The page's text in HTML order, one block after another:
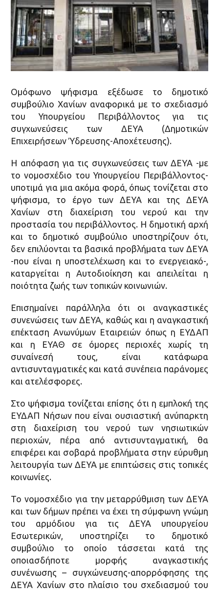
Ομόφωνο ψήφισμα εξέδωσε το δημοτικό
συμβούλιο Χανίων αναφορικά με το σχεδιασμό
του Υπουργείου Περιβάλλοντος για τις
συγχωνεύσεις των ΔΕΥΑ (Δημοτικών
Επιχειρήσεων Ύδρευσης-Αποχέτευσης).
Η απόφαση για τις συγχωνεύσεις των ΔΕΥΑ -με
το νομοσχέδιο του Υπουργείου Περιβάλλοντος-
υποτιμά για μια ακόμα φορά, όπως τονίζεται στο
ψήφισμα, το έργο των ΔΕΥΑ και της ΔΕΥΑ
Χανίων στη διαχείριση του νερού και την
προστασία του περιβάλλοντος. Η δημοτική αρχή
και το δημοτικό συμβούλιο υποστηρίζουν ότι,
δεν επιλύονται τα βασικά προβλήματα των ΔΕΥΑ
-που είναι η υποστελέχωση και το ενεργειακό-,
καταργείται η Αυτοδιοίκηση και απειλείται η
ποιότητα ζωής των τοπικών κοινωνιών.
Επισημαίνει παράλληλα ότι οι αναγκαστικές
συνενώσεις των ΔΕΥΑ, καθώς και η αναγκαστική
επέκταση Ανωνύμων Εταιρειών όπως η ΕΥΔΑΠ
και η ΕΥΑΘ σε όμορες περιοχές χωρίς τη
συναίνεσή τους, είναι κατάφωρα
αντισυνταγματικές και κατά συνέπεια παράνομες
και ατελέσφορες.
Στο ψήφισμα τονίζεται επίσης ότι η εμπλοκή της
ΕΥΔΑΠ Νήσων που είναι ουσιαστική ανύπαρκτη
στη διαχείριση του νερού των νησιωτικών
περιοχών, πέρα από αντισυνταγματική, θα
επιφέρει και σοβαρά προβλήματα στην εύρυθμη
λειτουργία των ΔΕΥΑ με επιπτώσεις στις τοπικές
κοινωνίες.
Το νομοσχέδιο για την μεταρρύθμιση των ΔΕΥΑ
και των δήμων πρέπει να έχει τη σύμφωνη γνώμη
του αρμόδιου για τις ΔΕΥΑ υπουργείου
Εσωτερικών, υποστηρίζει το δημοτικό
συμβούλιο το οποίο τάσσεται κατά της
οποιασδήποτε μορφής αναγκαστικής
συνένωσης – συγχώνευσης-απορρόφησης της
ΔΕΥΑ Χανίων στο πλαίσιο του σχεδιασμού του